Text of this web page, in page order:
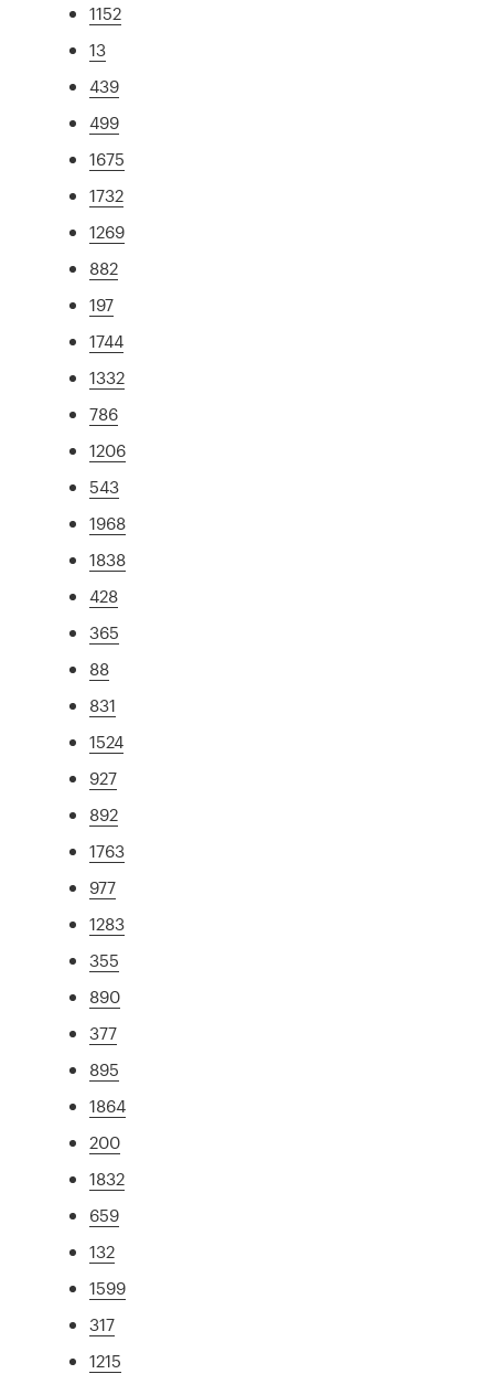
1152
13
439
499
1675
1732
1269
882
197
1744
1332
786
1206
543
1968
1838
428
365
88
831
1524
927
892
1763
977
1283
355
890
377
895
1864
200
1832
659
132
1599
317
1215